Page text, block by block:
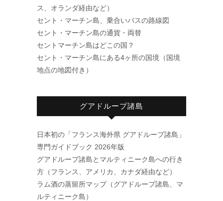
ス、オランダ経由など）
セント・マーチン島、乗合いバスの路線図
セント・マーチン島の通貨・両替
セントマーチン島はどこの国？
セント・マーチン島にある4ヶ所の国境（国境
地点の地図付き）
グアドループ諸島
日本初の「フランス海外県 グアドループ諸島」
専門ガイドブック 2026年版
グアドループ諸島とマルティニーク島への行き
方（フランス、アメリカ、カナダ経由など）
ラム酒の蒸留所マップ（グアドループ諸島、マ
ルティニーク島）